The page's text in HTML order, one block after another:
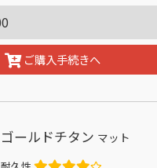
ご購入手続きへ
ゴールドチタン マット